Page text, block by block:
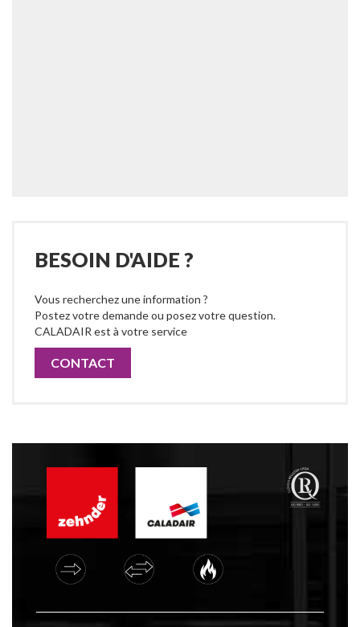
BESOIN D'AIDE ?
Vous recherchez une information ?
Postez votre demande ou posez votre question.
CALADAIR est à votre service
CONTACT